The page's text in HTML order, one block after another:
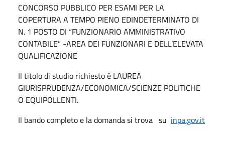
CONCORSO PUBBLICO PER ESAMI PER LA
COPERTURA A TEMPO PIENO EDINDETERMINATO DI
N. 1 POSTO DI “FUNZIONARIO AMMINISTRATIVO
CONTABILE” -AREA DEI FUNZIONARI E DELL’ELEVATA
QUALIFICAZIONE
Il titolo di studio richiesto è LAUREA
GIURISPRUDENZA/ECONOMICA/SCIENZE POLITICHE
O EQUIPOLLENTI.
Il bando completo e la domanda si trova su inpa.gov.it